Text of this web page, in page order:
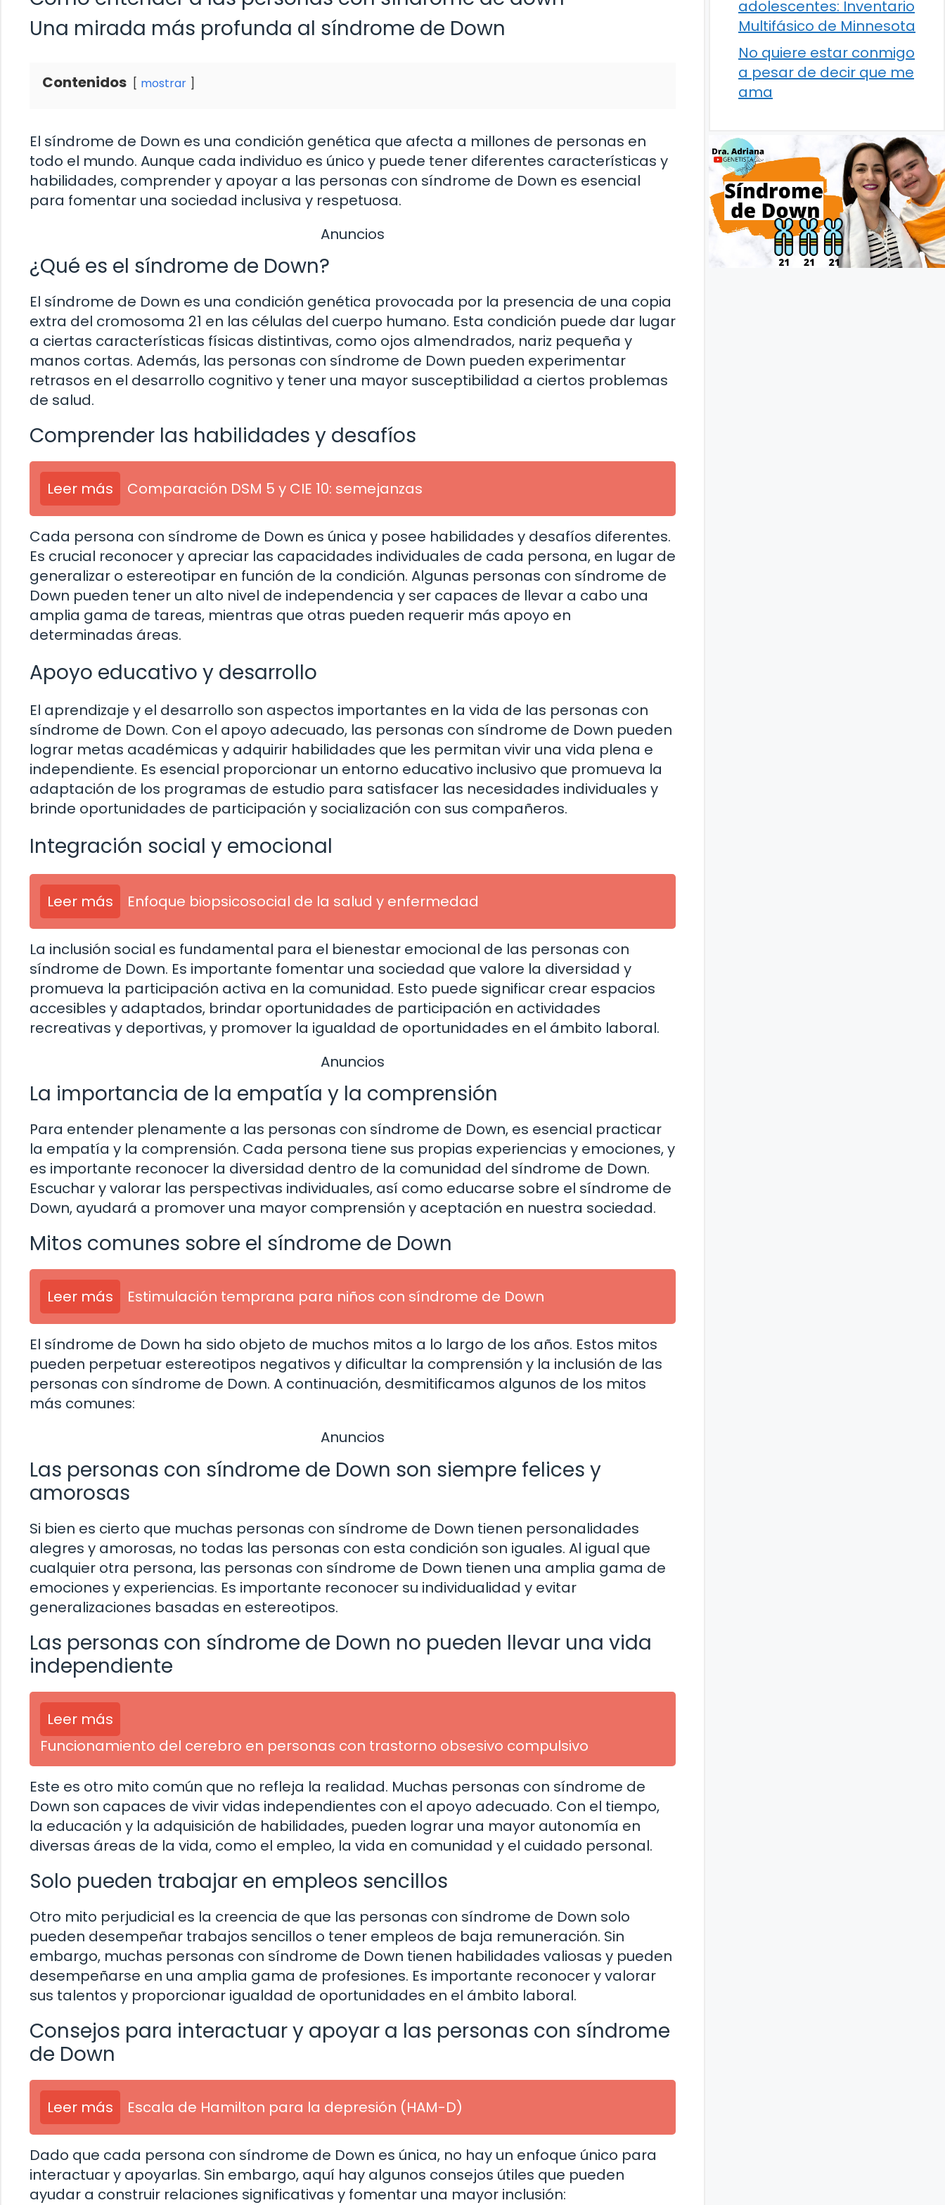
Una mirada más profunda al síndrome de Down
Contenidos mostrar
El síndrome de Down es una condición genética que afecta a millones de personas en
todo el mundo. Aunque cada individuo es único y puede tener diferentes características y
habilidades, comprender y apoyar a las personas con síndrome de Down es esencial
para fomentar una sociedad inclusiva y respetuosa.
Anuncios
¿Qué es el síndrome de Down?
El síndrome de Down es una condición genética provocada por la presencia de una copia
extra del cromosoma 21 en las células del cuerpo humano. Esta condición puede dar lugar
a ciertas características físicas distintivas, como ojos almendrados, nariz pequeña y
manos cortas. Además, las personas con síndrome de Down pueden experimentar
retrasos en el desarrollo cognitivo y tener una mayor susceptibilidad a ciertos problemas
de salud.
Comprender las habilidades y desafíos
Leer más Comparación DSM 5 y CIE 10: semejanzas
Cada persona con síndrome de Down es única y posee habilidades y desafíos diferentes.
Es crucial reconocer y apreciar las capacidades individuales de cada persona, en lugar de
generalizar o estereotipar en función de la condición. Algunas personas con síndrome de
Down pueden tener un alto nivel de independencia y ser capaces de llevar a cabo una
amplia gama de tareas, mientras que otras pueden requerir más apoyo en
determinadas áreas.
Apoyo educativo y desarrollo
El aprendizaje y el desarrollo son aspectos importantes en la vida de las personas con
síndrome de Down. Con el apoyo adecuado, las personas con síndrome de Down pueden
lograr metas académicas y adquirir habilidades que les permitan vivir una vida plena e
independiente. Es esencial proporcionar un entorno educativo inclusivo que promueva la
adaptación de los programas de estudio para satisfacer las necesidades individuales y
brinde oportunidades de participación y socialización con sus compañeros.
Integración social y emocional
Leer más Enfoque biopsicosocial de la salud y enfermedad
La inclusión social es fundamental para el bienestar emocional de las personas con
síndrome de Down. Es importante fomentar una sociedad que valore la diversidad y
promueva la participación activa en la comunidad. Esto puede significar crear espacios
accesibles y adaptados, brindar oportunidades de participación en actividades
recreativas y deportivas, y promover la igualdad de oportunidades en el ámbito laboral.
Anuncios
La importancia de la empatía y la comprensión
Para entender plenamente a las personas con síndrome de Down, es esencial practicar
la empatía y la comprensión. Cada persona tiene sus propias experiencias y emociones, y
es importante reconocer la diversidad dentro de la comunidad del síndrome de Down.
Escuchar y valorar las perspectivas individuales, así como educarse sobre el síndrome de
Down, ayudará a promover una mayor comprensión y aceptación en nuestra sociedad.
Mitos comunes sobre el síndrome de Down
Leer más Estimulación temprana para niños con síndrome de Down
El síndrome de Down ha sido objeto de muchos mitos a lo largo de los años. Estos mitos
pueden perpetuar estereotipos negativos y dificultar la comprensión y la inclusión de las
personas con síndrome de Down. A continuación, desmitificamos algunos de los mitos
más comunes:
Anuncios
Las personas con síndrome de Down son siempre felices y
amorosas
Si bien es cierto que muchas personas con síndrome de Down tienen personalidades
alegres y amorosas, no todas las personas con esta condición son iguales. Al igual que
cualquier otra persona, las personas con síndrome de Down tienen una amplia gama de
emociones y experiencias. Es importante reconocer su individualidad y evitar
generalizaciones basadas en estereotipos.
Las personas con síndrome de Down no pueden llevar una vida
independiente
Leer más
Funcionamiento del cerebro en personas con trastorno obsesivo compulsivo
Este es otro mito común que no refleja la realidad. Muchas personas con síndrome de
Down son capaces de vivir vidas independientes con el apoyo adecuado. Con el tiempo,
la educación y la adquisición de habilidades, pueden lograr una mayor autonomía en
diversas áreas de la vida, como el empleo, la vida en comunidad y el cuidado personal.
Solo pueden trabajar en empleos sencillos
Otro mito perjudicial es la creencia de que las personas con síndrome de Down solo
pueden desempeñar trabajos sencillos o tener empleos de baja remuneración. Sin
embargo, muchas personas con síndrome de Down tienen habilidades valiosas y pueden
desempeñarse en una amplia gama de profesiones. Es importante reconocer y valorar
sus talentos y proporcionar igualdad de oportunidades en el ámbito laboral.
Consejos para interactuar y apoyar a las personas con síndrome
de Down
Leer más Escala de Hamilton para la depresión (HAM-D)
Dado que cada persona con síndrome de Down es única, no hay un enfoque único para
interactuar y apoyarlas. Sin embargo, aquí hay algunos consejos útiles que pueden
ayudar a construir relaciones significativas y fomentar una mayor inclusión:
adolescentes: Inventario
Multifásico de Minnesota
No quiere estar conmigo
a pesar de decir que me
ama